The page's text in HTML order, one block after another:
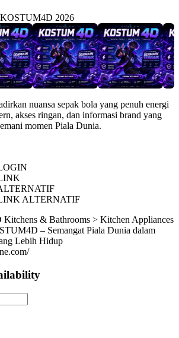
2026
nuansa sepak bola yang penuh energi
akses ringan, dan informasi brand yang
momen Piala Dunia.
ALTERNATIF
Kitchens & Bathrooms > Kitchen Appliances
– Semangat Piala Dunia dalam
Lebih Hidup